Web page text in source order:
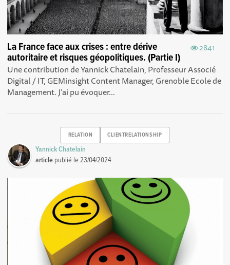
2841
La France face aux crises : entre dérive
autoritaire et risques géopolitiques. (Partie I)
Une contribution de Yannick Chatelain, Professeur Associé
Digital / IT, GEMinsight Content Manager, Grenoble Ecole de
Management. J’ai pu évoquer...
RELATION CLIENTRELATIONSHIP
Yannick Chatelain
article publié le23/04/2024